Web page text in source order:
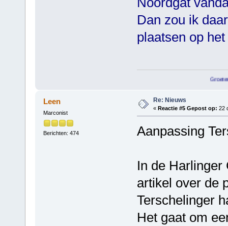
Dan zou ik
plaatsen op
Groeten Hessel
Leen
Marconist
Berichten: 474
Re: Nieuws
« Reactie #5 Gepost op: 22
Aanpassing
In de Harlinger
artikel over de
Terschelinger
Het gaat om